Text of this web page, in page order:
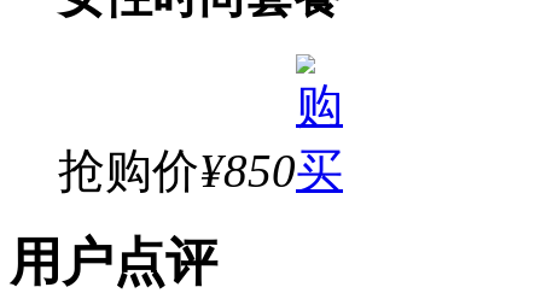
抢购价¥850
用户点评